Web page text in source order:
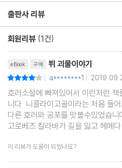
출판사 리뷰
회원리뷰 (1건)
eBook 구매 뷔 괴물이야기
| a********1 |
호러소설에 빠져있어서 이런저런
니다 니콜라이고골이라는 처음 들
다른 호러와 공포를 맛볼수있었습
고로베즈 칼라바가 길을 잃고 헤메
머물면서 벌어지는 이야기 입니다
집주인노파의 끔찍한 모습을 보게되
이 리뷰가 도움이 되었나요?